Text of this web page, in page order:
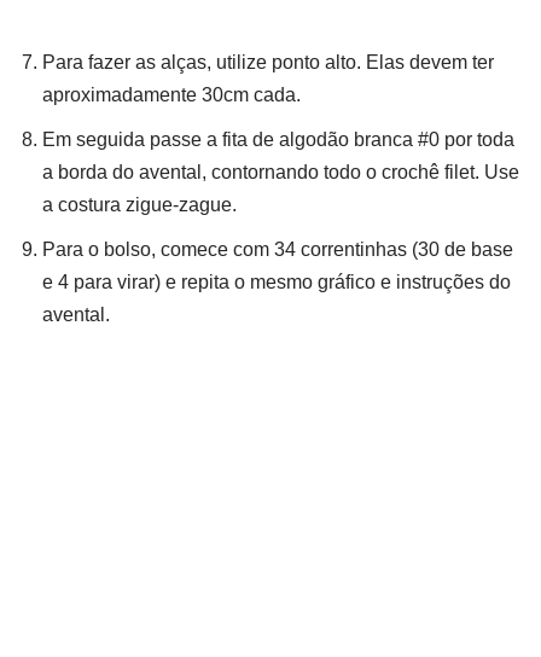
Para fazer as alças, utilize ponto alto. Elas devem ter
aproximadamente 30cm cada.
Em seguida passe a fita de algodão branca #0 por toda
a borda do avental, contornando todo o crochê filet. Use
a costura zigue-zague.
Para o bolso, comece com 34 correntinhas (30 de base
e 4 para virar) e repita o mesmo gráfico e instruções do
avental.